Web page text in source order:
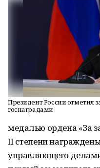
Президент России отметил
госнаградами
медалью ордена «За
II степени
управляющего